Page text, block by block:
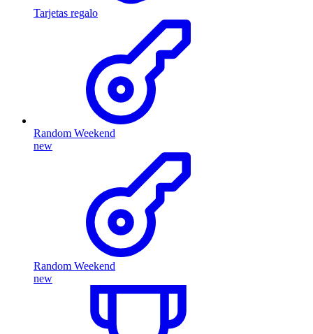
Tarjetas regalo
Random Weekend
new
Random Weekend
new